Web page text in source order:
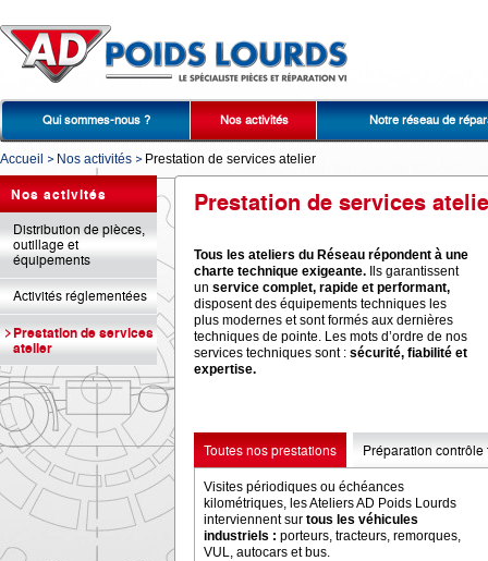
Qui sommes-nous ? Nos activités Notre réseau de
Accueil Nos activités Prestation de services atelier
Nos activités
Distribution de pièces,
outillage et
équipements
Activités réglementées
Prestation de services
atelier
Prestation de services
Tous les ateliers du Réseau répondent à une
charte technique exigeante. Ils garantissent
un service complet, rapide et performant,
disposent des équipements techniques les
plus modernes et sont formés aux dernières
techniques de pointe. Les mots d’ordre de nos
services techniques sont : sécurité, fiabilité et
expertise.
Toutes nos prestations Préparation contrôle
Visites périodiques ou échéances
kilométriques, les Ateliers AD Poids Lourds
interviennent sur tous les véhicules
industriels : porteurs, tracteurs, remorques,
VUL, autocars et bus.